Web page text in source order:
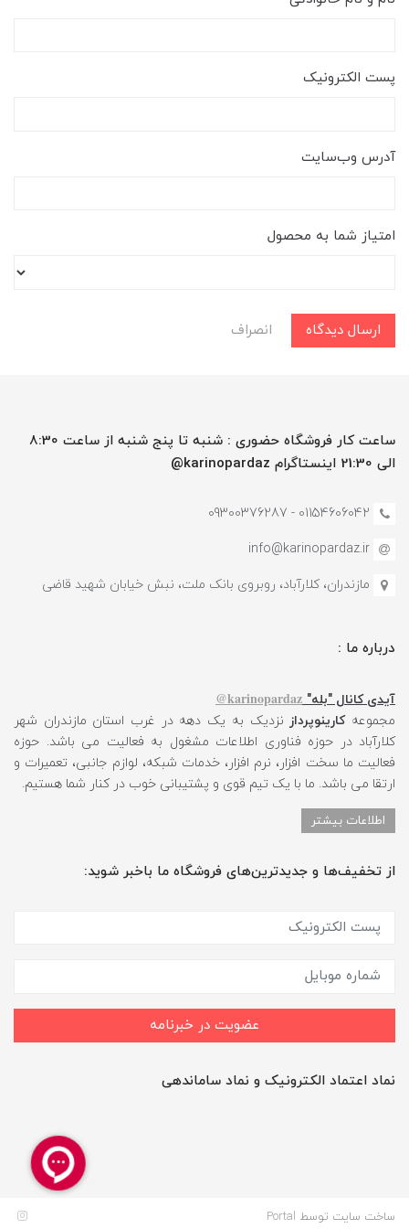
پست الکترونیک
آدرس وب‌سایت
امتیاز شما به محصول
ارسال دیدگاه انصراف
ساعت کار فروشگاه حضوری : شنبه تا پنج شنبه از ساعت 8:30
الی 21:30 اینستاگرام karinopardaz@
01154606042 - 09300376287
info@karinopardaz.ir
مازندران، کلارآباد، روبروی بانک ملت، نبش خیابان شهید قاضی
درباره ما :
آیدی کانال "بله" karinopardaz@
مجموعهکارینوپرداز نزدیک به یک دهه در غرب استان مازندران شهر
کلارآباد در حوزه فناوری اطلاعات مشغول به فعالیت می باشد. حوزه
فعالیت ما سخت افزار، نرم افزار، خدمات شبکه، لوازم جانبی، تعمیرات و
ارتقا می باشد. ما با یک تیم قوی و پشتیبانی خوب در کنار شما هستیم.
اطلاعات بیشتر
از تخفیف‌ها و جدیدترین‌های فروشگاه ما باخبر شوید:
عضویت در خبرنامه
نماد اعتماد الکترونیک و نماد ساماندهی
ساخت سایت توسط Portal